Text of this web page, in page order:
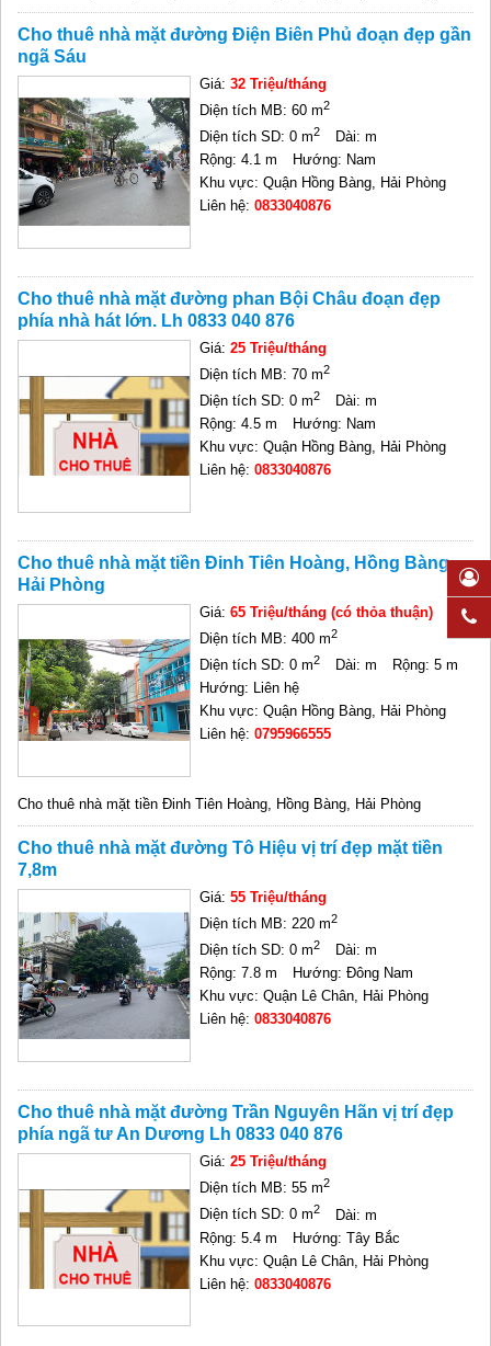
Cho thuê nhà mặt đường Điện Biên Phủ đoạn đẹp gần
ngã Sáu
Giá:32 Triệu/tháng
Diện tích MB: 60 m2
Diện tích SD: 0 m2
Dài: m
Rộng: 4.1 m
Hướng: Nam
Khu vực: Quận Hồng Bàng, Hải Phòng
Liên hệ:0833040876
Cho thuê nhà mặt đường phan Bội Châu đoạn đẹp
phía nhà hát lớn. Lh 0833 040 876
Giá:25 Triệu/tháng
Diện tích MB: 70 m2
Diện tích SD: 0 m2
Dài: m
Rộng: 4.5 m
Hướng: Nam
Khu vực: Quận Hồng Bàng, Hải Phòng
Liên hệ:0833040876
Cho thuê nhà mặt tiền Đinh Tiên Hoàng, Hồng Bàng,
Hải Phòng
Giá:65 Triệu/tháng (có thỏa thuận)
Diện tích MB: 400 m2
Diện tích SD: 0 m2 Dài: m
Rộng: 5 m
Hướng: Liên hệ
Khu vực: Quận Hồng Bàng, Hải Phòng
Liên hệ:0795966555
Cho thuê nhà mặt tiền Đinh Tiên Hoàng, Hồng Bàng, Hải Phòng
Cho thuê nhà mặt đường Tô Hiệu vị trí đẹp mặt tiền
7,8m
Giá:55 Triệu/tháng
Diện tích MB: 220 m2
Diện tích SD: 0 m2
Dài: m
Rộng: 7.8 m
Hướng: Đông Nam
Khu vực: Quận Lê Chân, Hải Phòng
Liên hệ:0833040876
Cho thuê nhà mặt đường Trần Nguyên Hãn vị trí đẹp
phía ngã tư An Dương Lh 0833 040 876
Giá:25 Triệu/tháng
Diện tích MB: 55 m2
Diện tích SD: 0 m2
Dài: m
Rộng: 5.4 m
Hướng: Tây Bắc
Khu vực: Quận Lê Chân, Hải Phòng
Liên hệ:0833040876